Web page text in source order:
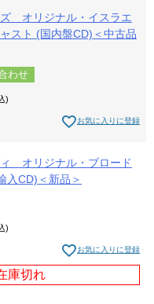
オリジナル・イスラエ
スト (国内盤CD)＜中古品
わせ
お気に入りに登録
オリジナル・ブロード
入CD)＜新品＞
お気に入りに登録
庫切れ